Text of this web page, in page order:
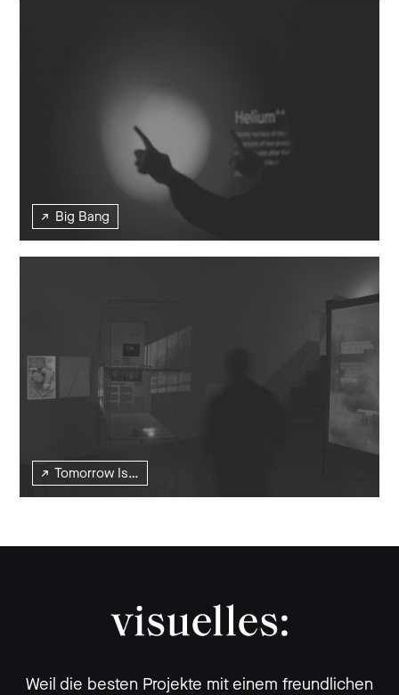
Big Bang
Tomorrow Is…
Weil die besten Projekte mit einem freundlichen